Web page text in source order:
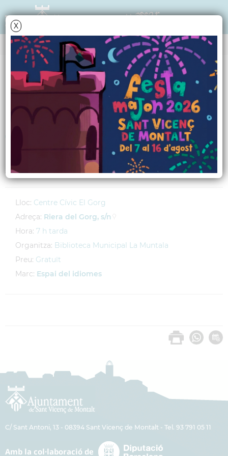
X
AGENDA
Divendres19 octubre 2012
Round table en
francès
A càrrec de Martine Hug Simón
Lloc: Centre Cívic El Gorg
Adreça: Riera del Gorg, s/n
Hora: 7 h tarda
Organitza: Biblioteca Municipal La Muntala
Preu: Gratuït
Marc: Espai del idiomes
C/ Sant Antoni, 13 - 08394 Sant Vicenç de Montalt - Tel. 93 791 05 11